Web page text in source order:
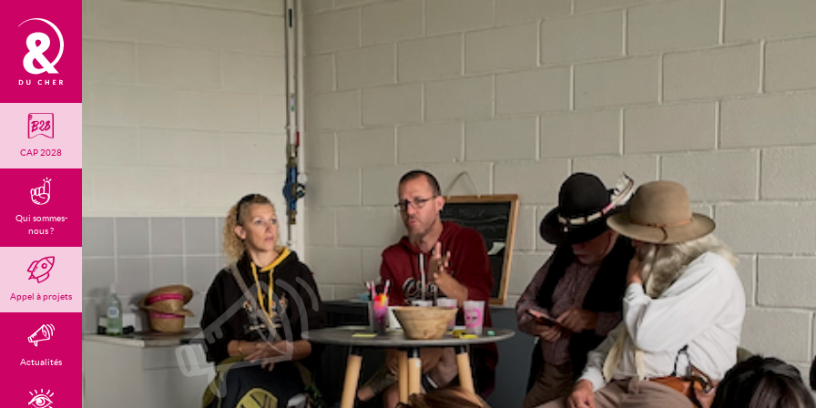
CAP 2028
Qui sommes-
nous ?
Appel à projets
Actualités